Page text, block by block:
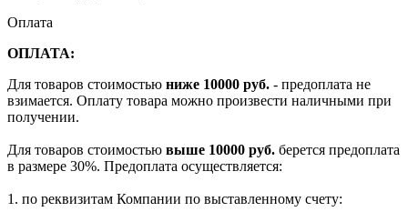
Оплата
ОПЛАТА:
Для товаров стоимостью ниже 10000 руб. - предоплата не
взимается. Оплату товара можно произвести наличными при
получении.
Для товаров стоимостью выше 10000 руб. берется предоплата
в размере 30%. Предоплата осуществляется:
1. по реквизитам Компании по выставленному счету: